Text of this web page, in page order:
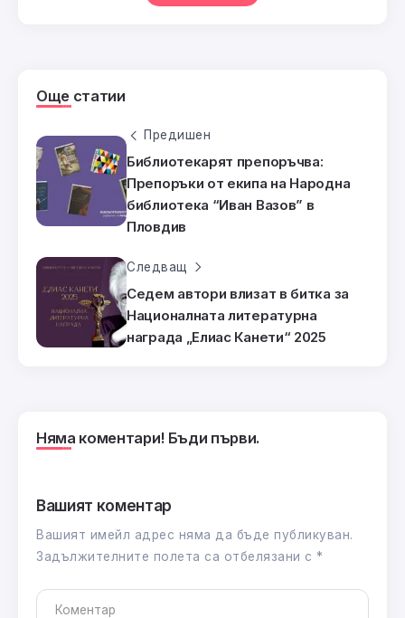
Още статии
Предишен
Библиотекарят препоръчва:
Препоръки от екипа на Народна
библиотека “Иван Вазов” в
Пловдив
Следващ
Седем автори влизат в битка за
Националната литературна
награда „Елиас Канети“ 2025
Няма коментари! Бъди първи.
Вашият коментар
Вашият имейл адрес няма да бъде публикуван.
Задължителните полета са отбелязани с *